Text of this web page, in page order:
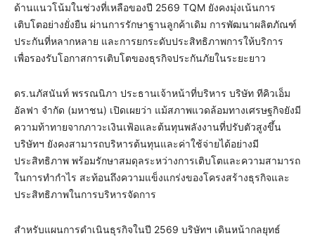
ด้านแนวโน้มในช่วงที่เหลือของปี 2569 TQM ยังคงมุ่งเน้นการ
เติบโตอย่างยั่งยืน ผ่านการรักษาฐานลูกค้าเดิม การพัฒนาผลิตภัณฑ์
ประกันที่หลากหลาย และการยกระดับประสิทธิภาพการให้บริการ
เพื่อรองรับโอกาสการเติบโตของธุรกิจประกันภัยในระยะยาว
ดร.นภัสนันท์ พรรณนิภา ประธานเจ้าหน้าที่บริหาร บริษัท ทีคิวเอ็ม
อัลฟา จำกัด (มหาชน) เปิดเผยว่า แม้สภาพแวดล้อมทางเศรษฐกิจยังมี
ความท้าทายจากภาวะเงินเฟ้อและต้นทุนพลังงานที่ปรับตัวสูงขึ้น
บริษัทฯ ยังคงสามารถบริหารต้นทุนและค่าใช้จ่ายได้อย่างมี
ประสิทธิภาพ พร้อมรักษาสมดุลระหว่างการเติบโตและความสามารถ
ในการทำกำไร สะท้อนถึงความแข็งแกร่งของโครงสร้างธุรกิจและ
ประสิทธิภาพในการบริหารจัดการ
สำหรับแผนการดำเนินธุรกิจในปี 2569 บริษัทฯ เดินหน้ากลยุทธ์